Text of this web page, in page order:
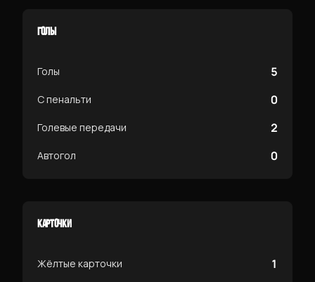
ГОЛЫ
Голы 5
С пенальти 0
Голевые передачи 2
Автогол 0
КАРТОЧКИ
Жёлтые карточки 1